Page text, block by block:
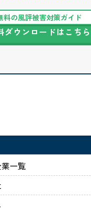
料の風評被害対策ガイド
ダウンロードはこちら
一覧